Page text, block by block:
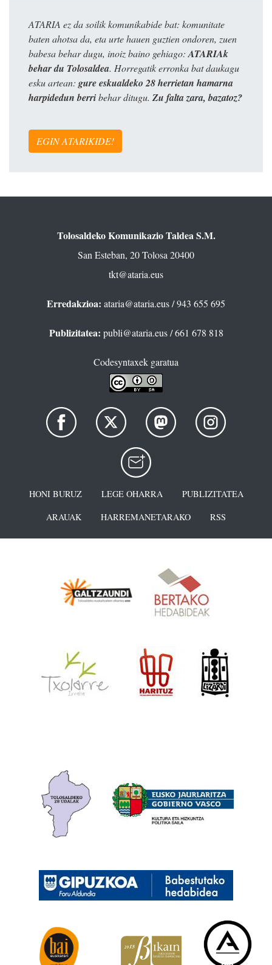
ATARIA ez da soilik komunikabide bat: komunitate
baten ahotsa da, eta urte hauen guztien ondoren, zuen
babesa behar dugu, inoiz baino gehiago: ATARIAk
behar du Tolosaldea. Horregatik erronka bat daukagu
esku artean: gure eskualdeko 28 herrietan hamarna
harpidedun berribehar ditugu. Zu falta zara, bazatoz?
EGIN ATARIKIDE!
Tolosaldeko Komunikazio Taldea S.M.
San Esteban, 20 Tolosa 20400
tkt@ataria.eus
Erredakzioa: ataria@ataria.eus/ 943 655 695
Publizitatea: publi@ataria.eus/ 661 678 818
Codesyntaxek garatua
HONI BURUZ LEGE OHARRA
PUBLIZITATEA
ARAUAK
HARREMANETARAKO RSS